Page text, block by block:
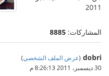
2011
المشاركات: 8885
dobri
(عرض الملف الشخصي)
30 ديسمبر، 2011 8:26:13 م